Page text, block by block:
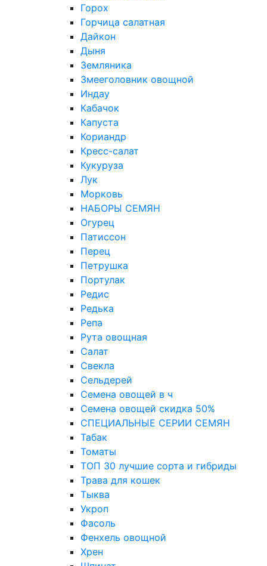
Горох
Горчица салатная
Дайкон
Дыня
Земляника
Змееголовник овощной
Индау
Кабачок
Капуста
Кориандр
Кресс-салат
Кукуруза
Лук
Морковь
НАБОРЫ СЕМЯН
Огурец
Патиссон
Перец
Петрушка
Портулак
Редис
Редька
Репа
Рута овощная
Салат
Свекла
Сельдерей
Семена овощей в ч
Семена овощей скидка 50%
СПЕЦИАЛЬНЫЕ СЕРИИ СЕМЯН
Табак
Томаты
ТОП 30 лучшие сорта и гибриды
Трава для кошек
Тыква
Укроп
Фасоль
Фенхель овощной
Хрен